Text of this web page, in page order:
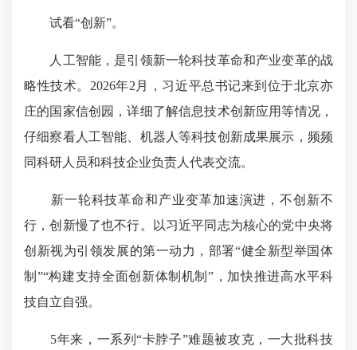
试看“创新”。
人工智能，是引领新一轮科技革命和产业变革的战
略性技术。2026年2月，习近平总书记来到位于北京亦
庄的国家信创园，详细了解信息技术创新应用等情况，
仔细察看人工智能、机器人等科技创新成果展示，频频
同科研人员和科技企业负责人代表交流。
新一轮科技革命和产业变革加速演进，不创新不
行，创新慢了也不行。以习近平同志为核心的党中央将
创新视为引领发展的第一动力，部署“健全新型举国体
制”“构建支持全面创新体制机制”，加快推进高水平科
技自立自强。
5年来，一系列“卡脖子”难题被攻克，一大批科技